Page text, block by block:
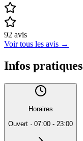
92 avis
Voir tous les avis →
Infos pratiques
Horaires
Ouvert · 07:00 - 23:00